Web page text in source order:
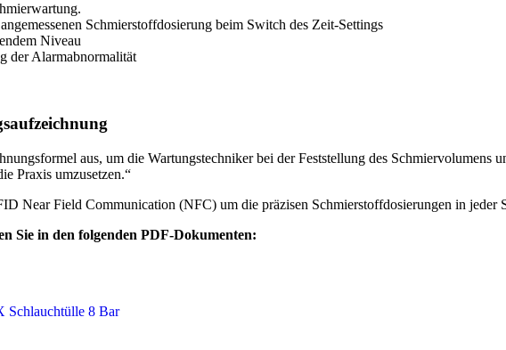
Schmierstoffdosierung beim Switch des Zeit-Settings
Niveau
der Alarmabnormalität
aus, um die Wartungstechniker bei der Feststellung des Schmiervolumens
Praxis umzusetzen.“
Near Field Communication (NFC) um die präzisen Schmierstoffdosierungen in jeder
Sie in den folgenden PDF-Dokumenten: